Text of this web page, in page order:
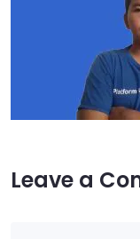
Leave a